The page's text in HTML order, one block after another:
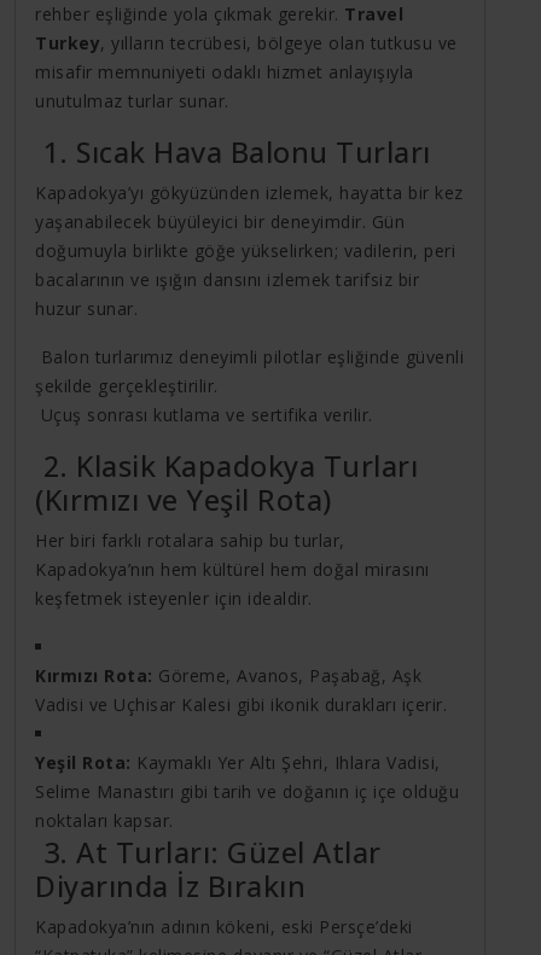
rehber eşliğinde yola çıkmak gerekir. Travel
Turkey, yılların tecrübesi, bölgeye olan tutkusu ve
misafir memnuniyeti odaklı hizmet anlayışıyla
unutulmaz turlar sunar.
1. Sıcak Hava Balonu Turları
Kapadokya’yı gökyüzünden izlemek, hayatta bir kez
yaşanabilecek büyüleyici bir deneyimdir. Gün
doğumuyla birlikte göğe yükselirken; vadilerin, peri
bacalarının ve ışığın dansını izlemek tarifsiz bir
huzur sunar.
Balon turlarımız deneyimli pilotlar eşliğinde güvenli
şekilde gerçekleştirilir.
Uçuş sonrası kutlama ve sertifika verilir.
2. Klasik Kapadokya Turları
(Kırmızı ve Yeşil Rota)
Her biri farklı rotalara sahip bu turlar,
Kapadokya’nın hem kültürel hem doğal mirasını
keşfetmek isteyenler için idealdir.
Kırmızı Rota: Göreme, Avanos, Paşabağ, Aşk
Vadisi ve Uçhisar Kalesi gibi ikonik durakları içerir.
Yeşil Rota: Kaymaklı Yer Altı Şehri, Ihlara Vadisi,
Selime Manastırı gibi tarih ve doğanın iç içe olduğu
noktaları kapsar.
3. At Turları: Güzel Atlar
Diyarında İz Bırakın
Kapadokya’nın adının kökeni, eski Persçe’deki